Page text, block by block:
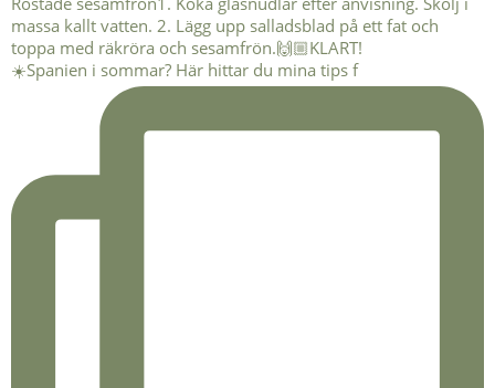
☀️Spanien i sommar? Här hittar du mina tips f